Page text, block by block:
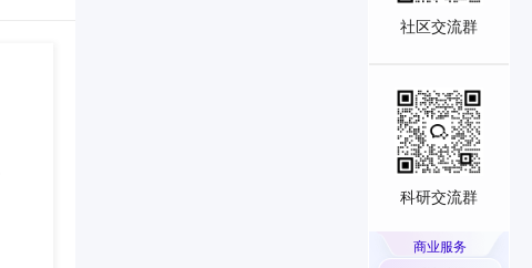
社区交流群
科研交流群
商业服务